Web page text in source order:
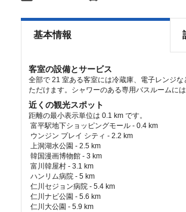
基本情報
客室の設備とサービス
全部で 21 室ある客室には冷蔵庫、電子レンジ
ただけます。シャワーのある専用バスルームに
近くの観光スポット
距離の最小表示単位は 0.1 km です。
富平駅地下ショッピングモール - 0.4 km
ウンジン プレイ シティ - 2.2 km
上洞湖水公園 - 2.5 km
韓国漫画博物館 - 3 km
富川韓屋村 - 3.1 km
ハンリム病院 - 5 km
仁川セジョン病院 - 5.4 km
仁川ナビ公園 - 5.6 km
仁川大公園 - 5.9 km